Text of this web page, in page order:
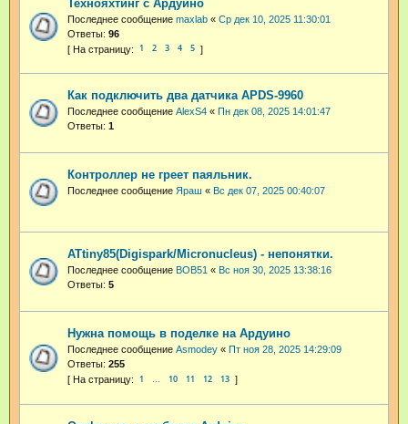
Технояхтинг с Ардуино
Последнее сообщение maxlab « Ср дек 10, 2025 11:30:01
Ответы: 96
1 2 3 4 5
Как подключить два датчика APDS-9960
Последнее сообщение AlexS4 « Пн дек 08, 2025 14:01:47
Ответы: 1
Контроллер не греет паяльник.
Последнее сообщение Яраш « Вс дек 07, 2025 00:40:07
ATtiny85(Digispark/Micronucleus) - непонятки.
Последнее сообщение BOB51 « Вс ноя 30, 2025 13:38:16
Ответы: 5
Нужна помощь в поделке на Ардуино
Последнее сообщение Asmodey « Пт ноя 28, 2025 14:29:09
Ответы: 255
1 … 10 11 12 13